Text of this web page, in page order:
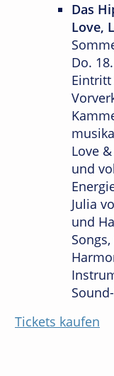
Das
Love,
Do.
Love
und
Julia
und
Tickets kaufen